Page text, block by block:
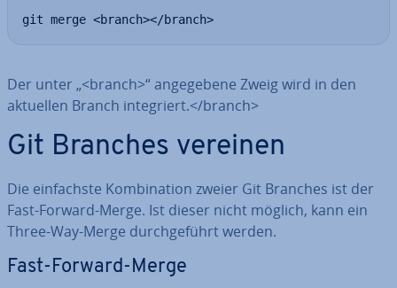
git merge <branch></branch>
Der unter „<branch>“ an­ge­ge­be­ne Zweig wird in den
aktuellen Branch in­te­griert.</branch>
Git Branches vereinen
Die ein­fachs­te Kom­bi­na­ti­on zweier Git Branches ist der
Fast-Forward-Merge. Ist dieser nicht möglich, kann ein
Three-Way-Merge durch­ge­führt werden.
Fast-Forward-Merge